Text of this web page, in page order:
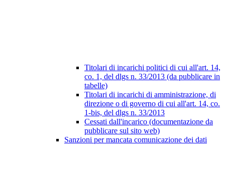
Titolari di incarichi politici di cui all'art. 14,
co. 1, del dlgs n. 33/2013 (da pubblicare in
tabelle)
Titolari di incarichi di amministrazione, di
direzione o di governo di cui all'art. 14, co.
1-bis, del dlgs n. 33/2013
Cessati dall'incarico (documentazione da
pubblicare sul sito web)
Sanzioni per mancata comunicazione dei dati